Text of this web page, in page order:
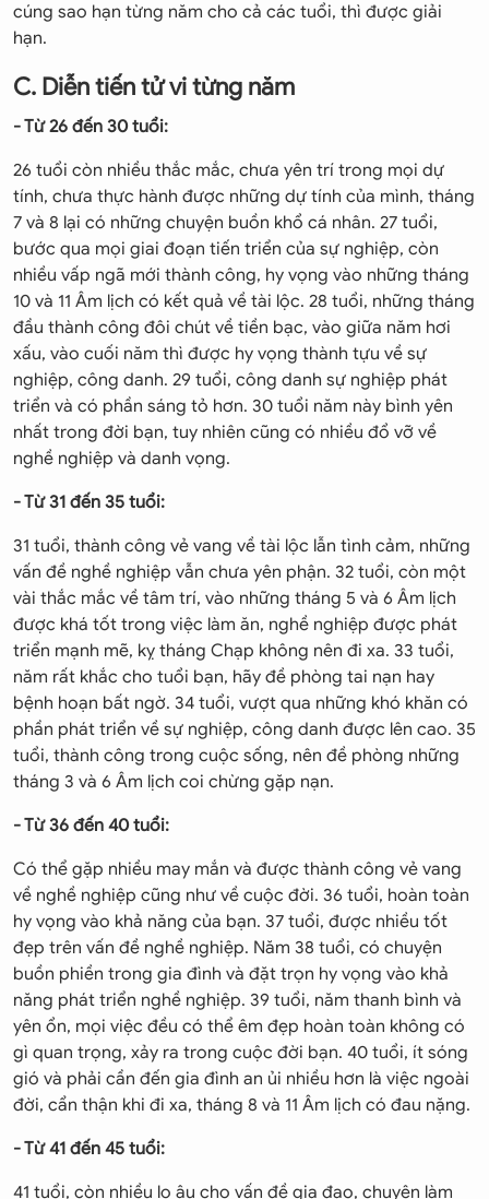
cúng sao hạn từng năm cho cả các tuổi, thì được giải
hạn.
C. Diễn tiến tử vi từng năm
- Từ 26 đến 30 tuổi:
26 tuổi còn nhiều thắc mắc, chưa yên trí trong mọi dự
tính, chưa thực hành được những dự tính của mình, tháng
7 và 8 lại có những chuyện buồn khổ cá nhân. 27 tuổi,
bước qua mọi giai đoạn tiến triển của sự nghiệp, còn
nhiều vấp ngã mới thành công, hy vọng vào những tháng
10 và 11 Âm lịch có kết quả về tài lộc. 28 tuổi, những tháng
đầu thành công đôi chút về tiền bạc, vào giữa năm hơi
xấu, vào cuối năm thì được hy vọng thành tựu về sự
nghiệp, công danh. 29 tuổi, công danh sự nghiệp phát
triển và có phần sáng tỏ hơn. 30 tuổi năm này bình yên
nhất trong đời bạn, tuy nhiên cũng có nhiều đổ vỡ về
nghề nghiệp và danh vọng.
- Từ 31 đến 35 tuổi:
31 tuổi, thành công vẻ vang về tài lộc lẫn tình cảm, những
vấn đề nghề nghiệp vẫn chưa yên phận. 32 tuổi, còn một
vài thắc mắc về tâm trí, vào những tháng 5 và 6 Âm lịch
được khá tốt trong việc làm ăn, nghề nghiệp được phát
triển mạnh mẽ, kỵ tháng Chạp không nên đi xa. 33 tuổi,
năm rất khắc cho tuổi bạn, hãy đề phòng tai nạn hay
bệnh hoạn bất ngờ. 34 tuổi, vượt qua những khó khăn có
phần phát triển về sự nghiệp, công danh được lên cao. 35
tuổi, thành công trong cuộc sống, nên đề phòng những
tháng 3 và 6 Âm lịch coi chừng gặp nạn.
- Từ 36 đến 40 tuổi:
Có thể gặp nhiều may mắn và được thành công vẻ vang
về nghề nghiệp cũng như về cuộc đời. 36 tuổi, hoàn toàn
hy vọng vào khả năng của bạn. 37 tuổi, được nhiều tốt
đẹp trên vấn đề nghề nghiệp. Năm 38 tuổi, có chuyện
buồn phiền trong gia đình và đặt trọn hy vọng vào khả
năng phát triển nghề nghiệp. 39 tuổi, năm thanh bình và
yên ổn, mọi việc đều có thể êm đẹp hoàn toàn không có
gì quan trọng, xảy ra trong cuộc đời bạn. 40 tuổi, ít sóng
gió và phải cần đến gia đình an ủi nhiều hơn là việc ngoài
đời, cẩn thận khi đi xa, tháng 8 và 11 Âm lịch có đau nặng.
- Từ 41 đến 45 tuổi:
41 tuổi, còn nhiều lo âu cho vấn đề gia đạo, chuyện làm